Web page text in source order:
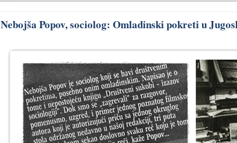
Nebojša Popov, sociolog: Omladinski pokreti u